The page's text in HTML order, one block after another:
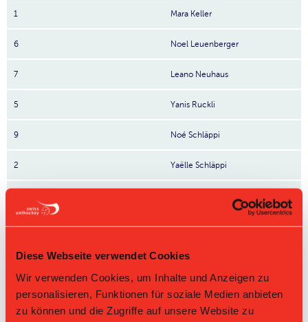
Diese Webseite verwendet Cookies
Wir verwenden Cookies, um Inhalte und Anzeigen zu
personalisieren, Funktionen für soziale Medien anbieten
zu können und die Zugriffe auf unsere Website zu
1 Mara Keller
6 Noel Leuenberger
7 Leano Neuhaus
5 Yanis Ruckli
9 Noé Schläppi
2 Yaëlle Schläppi
Nr: Nummer
Unihockey
Oberland II